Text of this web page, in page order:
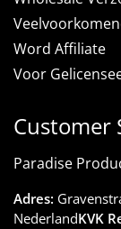
Word Affiliate
Voor
Customer
Paradise
Adres:
NederlandKVK